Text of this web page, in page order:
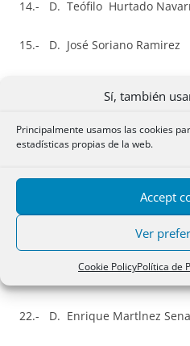
Sí, también
Principalmente usamos las cookies
estadísticas propias de la web.
Accept
Ver
Cookie PolicyPolítica de
14.- D. Teófilo Hurtado
15.- D. José Soriano Ramirez
17.- Dª Blanca María Gimeno
19.- Dª María Dolores de Paz
20.- Dª María Sonsoles
21.- Dª María Teresa López
22.- D. Enrique Martlnez